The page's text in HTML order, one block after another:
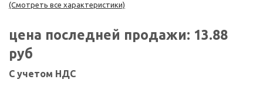
(Смотреть все характеристики)
цена последней продажи: 13.88
руб
С учетом НДС